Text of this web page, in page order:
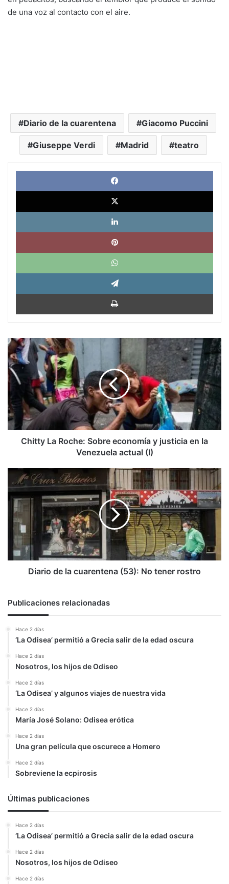
de una voz al contacto con el aire.
Diario de la cuarentena Giacomo Puccini
Giuseppe Verdi Madrid teatro
X
Chitty
La
Roche:
Sobre
economía
justicia
en
la
Venezuela
Chitty La Roche: Sobre economía y justicia en la
Venezuela actual (I)
Diario
de
la
cuarentena
(53):
No
tener
rostro
Diario de la cuarentena (53): No tener rostro
Publicaciones relacionadas
Hace 2 días
‘La Odisea’ permitió a Grecia salir de la edad oscura
Hace 2 días
Nosotros, los hijos de Odiseo
Hace 2 días
‘La Odisea’ y algunos viajes de nuestra vida
Hace 2 días
María José Solano: Odisea erótica
Hace 2 días
Una gran película que oscurece a Homero
Hace 2 días
Sobreviene la ecpirosis
Últimas publicaciones
Hace 2 días
‘La Odisea’ permitió a Grecia salir de la edad oscura
Hace 2 días
Nosotros, los hijos de Odiseo
Hace 2 días